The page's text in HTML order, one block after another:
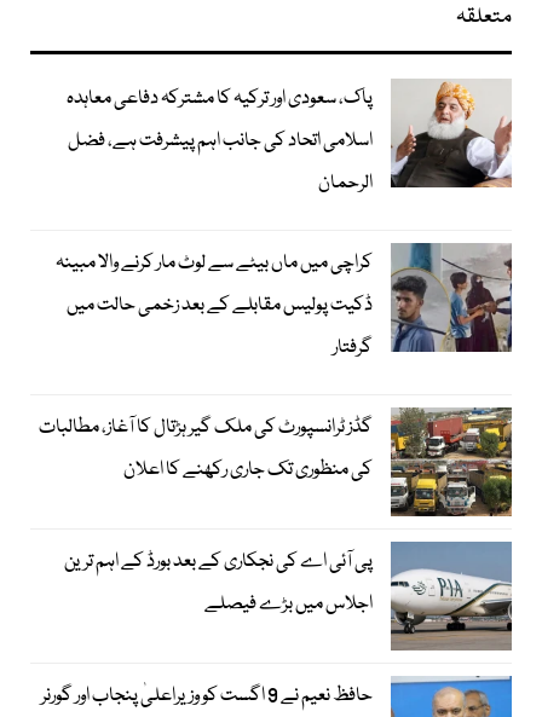
متعلقہ
پاک، سعودی اور ترکیہ کا مشترکہ دفاعی معاہدہ
اسلامی اتحاد کی جانب اہم پیشرفت ہے، فضل
الرحمان
کراچی میں ماں بیٹے سے لوٹ مار کرنے والا مبینہ
ڈکیت پولیس مقابلے کے بعد زخمی حالت میں
گرفتار
گڈز ٹرانسپورٹ کی ملک گیر ہڑتال کا آغاز، مطالبات
کی منظوری تک جاری رکھنے کا اعلان
پی آئی اے کی نجکاری کے بعد بورڈ کے اہم ترین
اجلاس میں بڑے فیصلے
حافظ نعیم نے 9 اگست کو وزیراعلیٰ پنجاب اور گورنر